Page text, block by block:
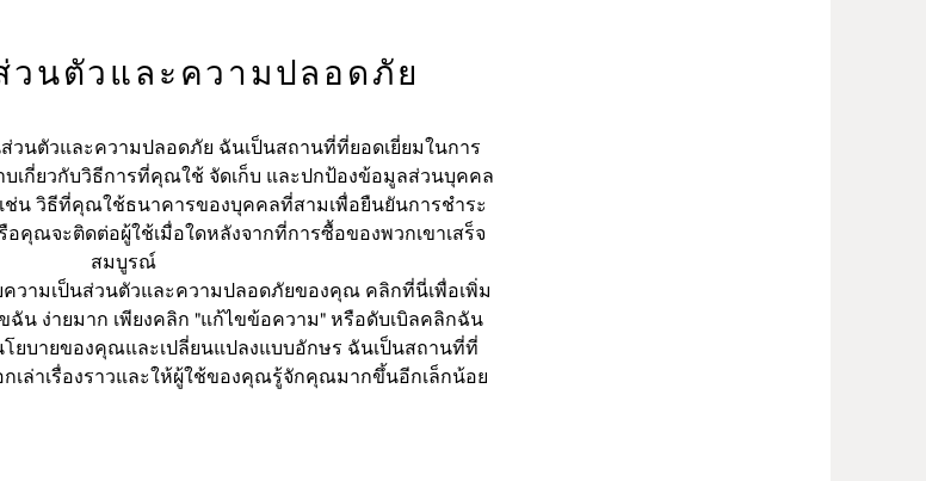
วนตัวและความปลอดภัย
วนตัวและความปลอดภัย ฉันเป็นสถานที่ที่ยอดเยี่ยมในการ
เกี่ยวกับวิธีการที่คุณใช้ จัดเก็บ และปกป้องข้อมูลส่วนบุคคล
เช่น วิธีที่คุณใช้ธนาคารของบุคคลที่สามเพื่อยืนยันการชำระ
คุณจะติดต่อผู้ใช้เมื่อใดหลังจากที่การซื้อของพวกเขาเสร็จ
สมบูรณ์
วามเป็นส่วนตัวและความปลอดภัยของคุณ คลิกที่นี่เพื่อเพิ่ม
น ง่ายมาก เพียงคลิก "แก้ไขข้อความ" หรือดับเบิลคลิกฉัน
โยบายของคุณและเปลี่ยนแปลงแบบอักษร ฉันเป็นสถานที่ที่
เล่าเรื่องราวและให้ผู้ใช้ของคุณรู้จักคุณมากขึ้นอีกเล็กน้อย